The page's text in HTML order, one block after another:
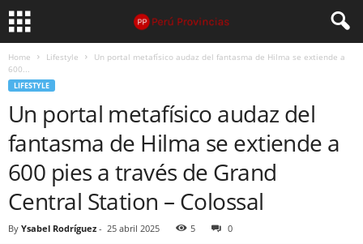
Home Lifestyle
Un portal metafísico audaz del fantasma de Hilma se extiende a
600...
LIFESTYLE
Un portal metafísico audaz del
fantasma de Hilma se extiende a
600 pies a través de Grand
Central Station – Colossal
By Ysabel Rodríguez - 25 abril 2025 5 0